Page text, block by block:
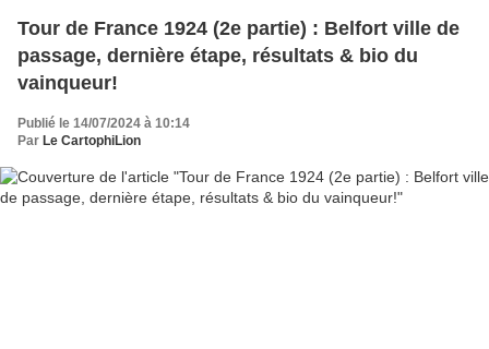
Tour de France 1924 (2e partie) : Belfort ville de
passage, dernière étape, résultats & bio du
vainqueur!
Publié le 14/07/2024 à 10:14
Par Le CartophiLion